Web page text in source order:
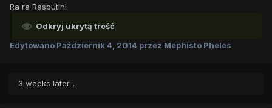
Ra ra Rasputin!
Odkryj ukrytą treść
Edytowano Październik 4, 2014 przez Mephisto Pheles
3 weeks later...